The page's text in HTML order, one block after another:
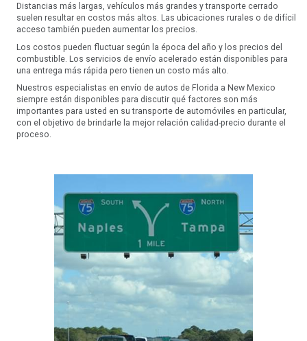
Distancias más largas, vehículos más grandes y transporte cerrado
suelen resultar en costos más altos. Las ubicaciones rurales o de difícil
acceso también pueden aumentar los precios.
Los costos pueden fluctuar según la época del año y los precios del
combustible. Los servicios de envío acelerado están disponibles para
una entrega más rápida pero tienen un costo más alto.
Nuestros especialistas en envío de autos de Florida a New Mexico
siempre están disponibles para discutir qué factores son más
importantes para usted en su transporte de automóviles en particular,
con el objetivo de brindarle la mejor relación calidad-precio durante el
proceso.